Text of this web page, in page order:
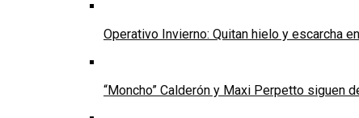
Operativo Invierno: Quitan hielo y escarcha
“Moncho” Calderón y Maxi Perpetto siguen